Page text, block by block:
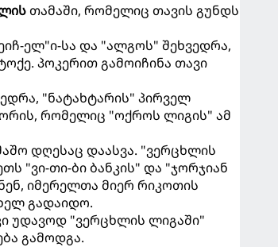
თამაში, რომელიც თავის გუნდს
ელ"ი-სა და "ალგოს" შეხვედრა,
პოკერით გამოიჩინა თავი
"ნატახტარის" პირველ
რომელიც "ოქროს ლიგის" ამ
დღესაც დაასვა. "ვერცხლის
"ვი-თი-ბი ბანკის" და "ჯორჯიან
იმერელთა მიერ რიკოთის
გადაიდო.
უდავოდ "ვერცხლის ლიგაში"
გამოდგა.